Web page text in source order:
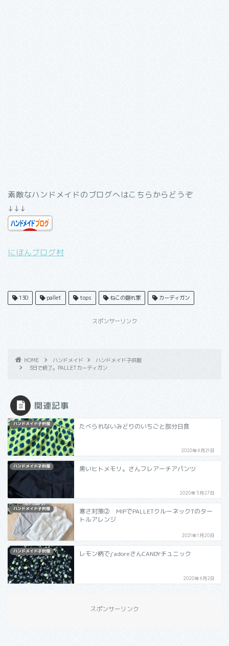
素敵なハンドメイドのブログへはこちらからどうぞ
↓↓↓
にほんブログ村
130 pallet tops ねこの隠れ家 カーディガン
スポンサーリンク
HOME ハンドメイド
ハンドメイド子供服
3日で終了。PALLETカーディガン
関連記事
ハンドメイド子供服 たべられないみどりのいちごと部分日食
2020年6月21日
ハンドメイド子供服 黒いヒトメモリ。さんフレアーチアパンツ
2020年5月27日
ハンドメイド子供服
寒さ対策② MIPでPALLETクルーネックTのター
トルアレンジ
2021年1月20日
ハンドメイド子供服 レモン柄でj'adoreさんCANDYチュニック
2020年6月2日
スポンサーリンク